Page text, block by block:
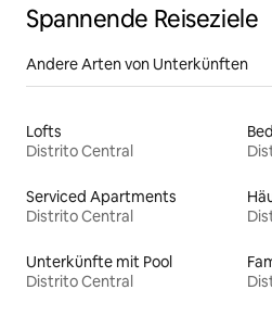
Spannende Reiseziele
Andere Arten von Unterkünften
Lofts
Distrito Central
Serviced Apartments
Distrito Central
Unterkünfte mit Pool
Distrito Central